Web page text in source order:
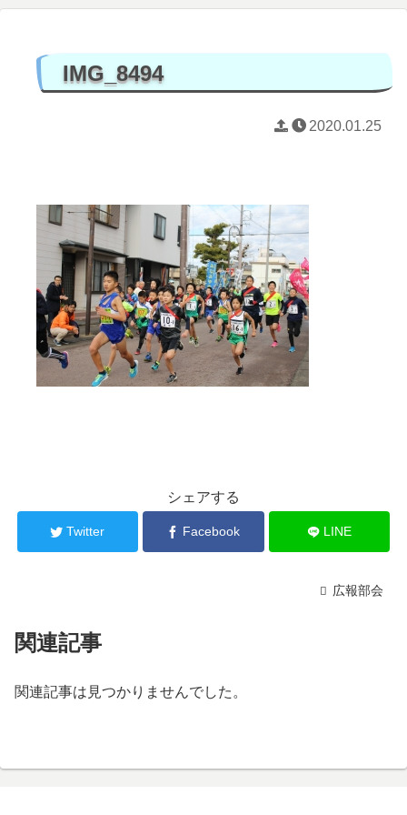
IMG_8494
2020.01.25
シェアする
Twitter Facebook LINE
広報部会
関連記事
関連記事は見つかりませんでした。